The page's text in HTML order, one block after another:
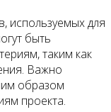
используемых для
быть
таким как
Важно
образом
проекта.